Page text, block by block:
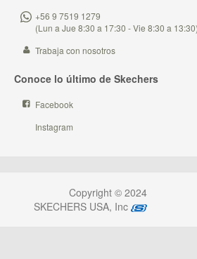
+56 9 7519 1279
(Lun a Jue 8:30 a 17:30 - Vie 8:30 a 13:30)
Trabaja con nosotros
Conoce lo último de Skechers
Facebook
Instagram
Copyright © 2024
SKECHERS USA, Inc